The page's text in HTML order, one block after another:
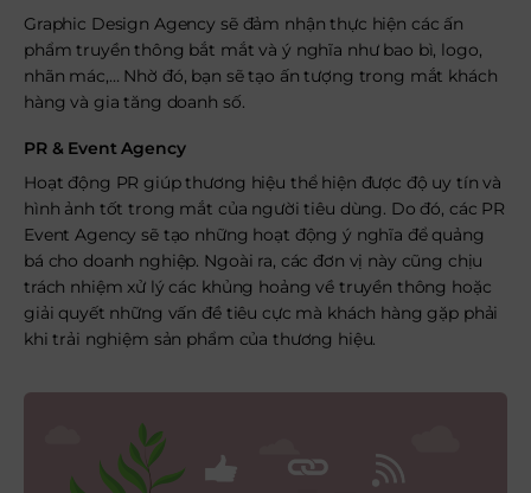
Graphic Design Agency sẽ đảm nhận thực hiện các ấn
phẩm truyền thông bắt mắt và ý nghĩa như bao bì, logo,
nhãn mác,… Nhờ đó, bạn sẽ tạo ấn tượng trong mắt khách
hàng và gia tăng doanh số.
PR & Event Agency
Hoạt động PR giúp thương hiệu thể hiện được độ uy tín và
hình ảnh tốt trong mắt của người tiêu dùng. Do đó, các PR
Event Agency sẽ tạo những hoạt động ý nghĩa để quảng
bá cho doanh nghiệp. Ngoài ra, các đơn vị này cũng chịu
trách nhiệm xử lý các khủng hoảng về truyền thông hoặc
giải quyết những vấn đề tiêu cực mà khách hàng gặp phải
khi trải nghiệm sản phẩm của thương hiệu.